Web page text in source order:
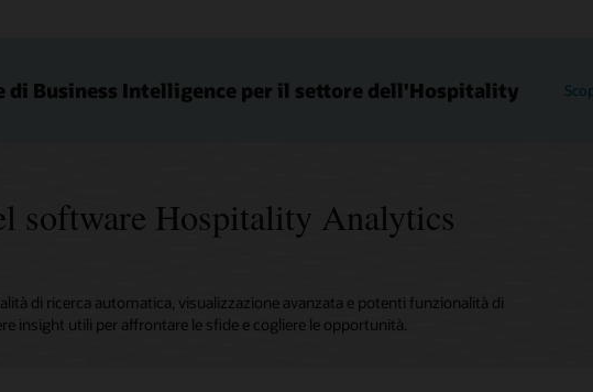
di Business Intelligence per il settore dell'Hospitality
software Hospitality Analytics
di ricerca automatica, visualizzazione avanzata e potenti funzionalità di
insight utili per affrontare le sfide e cogliere le opportunità.